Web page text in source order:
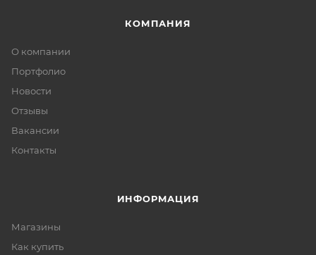
КОМПАНИЯ
О компании
Портфолио
Новости
Отзывы
Вакансии
Контакты
ИНФОРМАЦИЯ
Магазины
Как купить